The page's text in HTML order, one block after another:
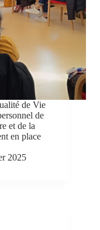
de Vie
de
et de la
en place
2025